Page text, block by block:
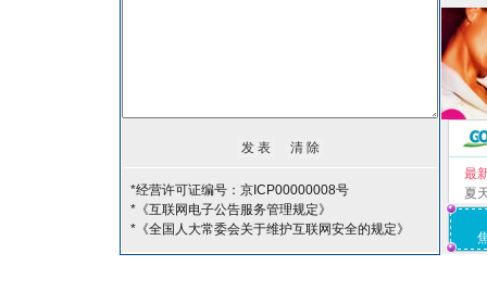
*经营许可证编号：京ICP00000008号
*《互联网电子公告服务管理规定》
*《全国人大常委会关于维护互联网安全的规定》
最
夏